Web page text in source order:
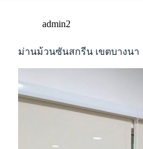
มิ
admin2
ม่านม้วนซันสกรีน เขตบางนา